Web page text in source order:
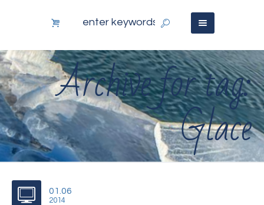
Archive for tag:
Glace
01.06
2014